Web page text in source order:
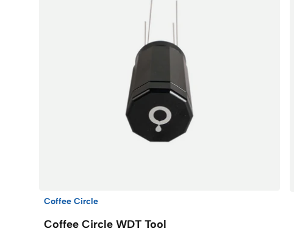
Coffee Circle
Coffee Circle WDT Tool